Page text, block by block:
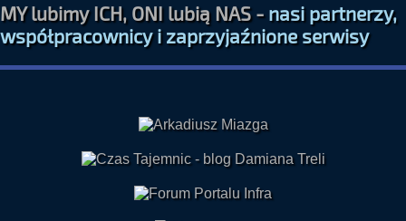
MY lubimy ICH, ONI lubią NAS -nasi partnerzy,
współpracownicy i zaprzyjaźnione serwisy